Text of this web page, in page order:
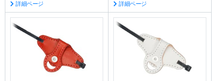
詳細ページ
詳細ページ